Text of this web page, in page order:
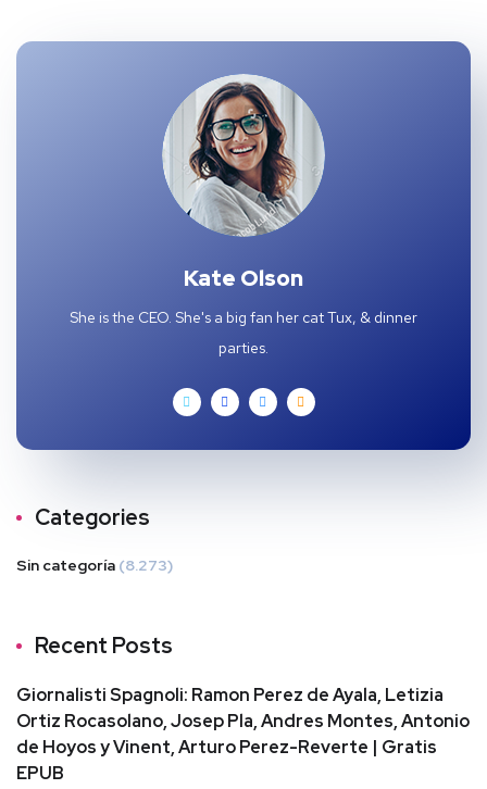
Kate Olson
She is the CEO. She's a big fan her cat Tux, & dinner
parties.
Categories
Sin categoría (8.273)
Recent Posts
Giornalisti Spagnoli: Ramon Perez de Ayala, Letizia
Ortiz Rocasolano, Josep Pla, Andres Montes, Antonio
de Hoyos y Vinent, Arturo Perez-Reverte | Gratis
EPUB